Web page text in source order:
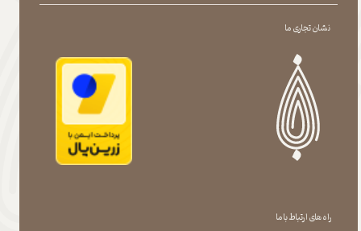
نشان تجاری ما
راه های ارتباط با ما